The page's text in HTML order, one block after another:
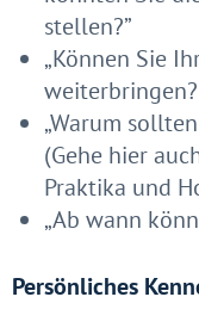
stellen?”
„Können Sie
„Warum
(Gehe hier
Praktika und
„Ab wann
Persönliches